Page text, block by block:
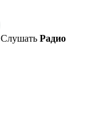
Слушать Радио